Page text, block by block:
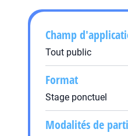
Champ
Tout public
Format
Stage ponctuel
Modalités de